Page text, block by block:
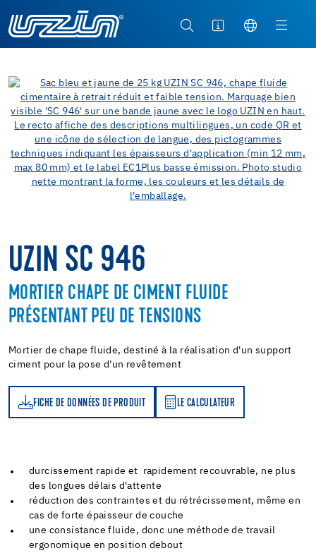
UZIN SC 946
MORTIER CHAPE DE CIMENT FLUIDE
PRÉSENTANT PEU DE TENSIONS
Mortier de chape fluide, destiné à la réalisation d'un support
ciment pour la pose d'un revêtement
FICHE DE DONNÉES DE PRODUIT LE CALCULATEUR
LE CALCULATEUR
durcissement rapide et rapidement recouvrable, ne plus
des longues délais d'attente
réduction des contraintes et du rétrécissement, même en
cas de forte épaisseur de couche
une consistance fluide, donc une méthode de travail
ergonomique en position debout